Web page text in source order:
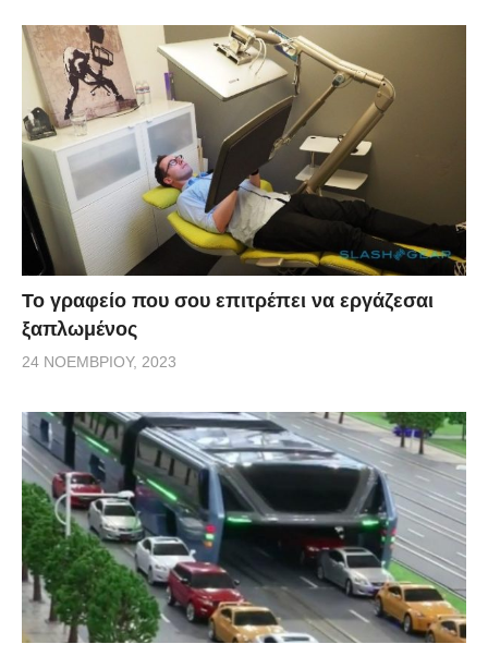
Το γραφείο που σου επιτρέπει να εργάζεσαι
ξαπλωμένος
24 ΝΟΕΜΒΡΊΟΥ, 2023